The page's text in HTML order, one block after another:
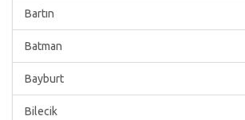
Bartın
Batman
Bayburt
Bilecik